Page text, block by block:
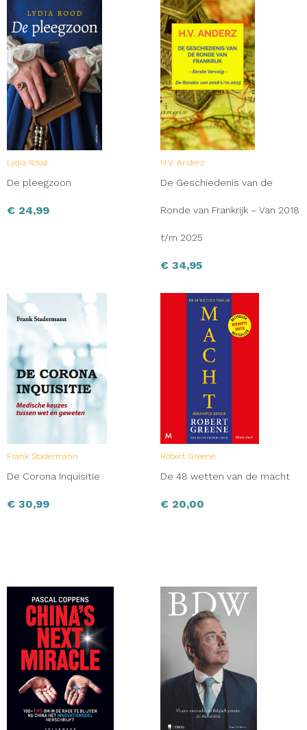
Lydia Rood
De pleegzoon
€ 24,99
H.V. Anderz
De Geschiedenis van de
Ronde van Frankrijk – Van 2018
t/m 2025
€ 34,95
Frank Stadermann
De Corona Inquisitie
€ 30,99
Robert Greene
De 48 wetten van de macht
€ 20,00